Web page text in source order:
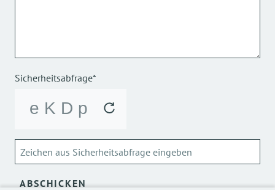
Sicherheitsabfrage*
ABSCHICKEN